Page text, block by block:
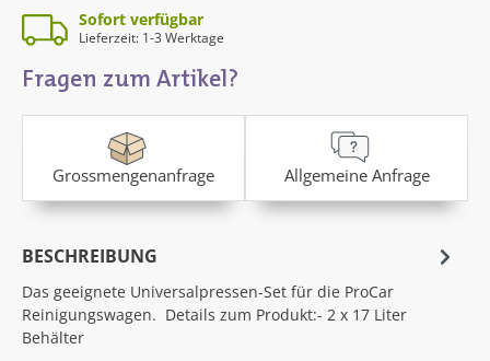
Sofort verfügbar
Lieferzeit: 1-3 Werktage
Fragen zum Artikel?
Grossmengenanfrage Allgemeine Anfrage
BESCHREIBUNG
Das geeignete Universalpressen-Set für die ProCar
Reinigungswagen. Details zum Produkt:- 2 x 17 Liter
Behälter